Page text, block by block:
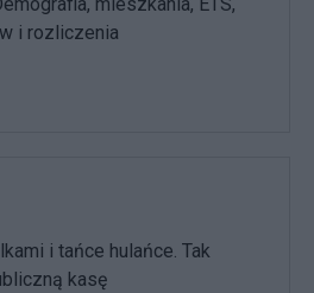
i rozliczenia
i tańce hulańce. Tak
kasę